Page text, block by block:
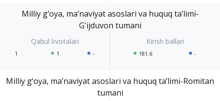
Milliy g‘oya, ma’naviyat asoslari va huquq ta’limi-
G'ijduvon tumani
1 1 - 181.6 -
Milliy g‘oya, ma’naviyat asoslari va huquq ta’limi-Romitan
tumani